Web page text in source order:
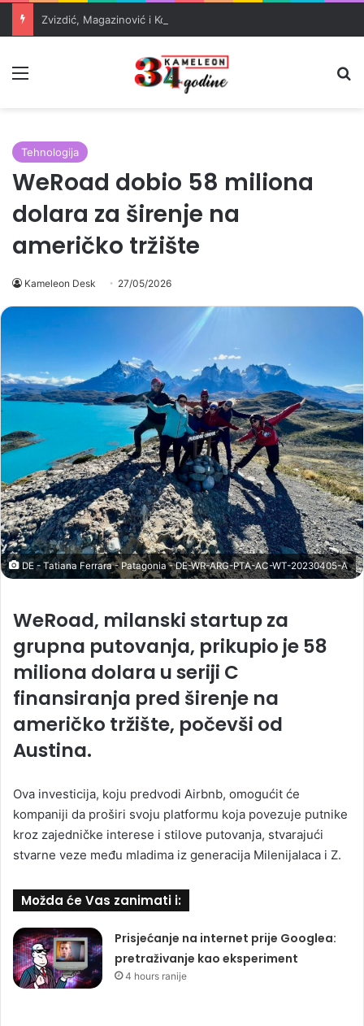
Tehnologija
WeRoad dobio 58 miliona
dolara za širenje na
američko tržište
Kameleon Desk 27/05/2026
DE - Tatiana Ferrara - Patagonia - DE-WR-ARG-PTA-AC-WT-20230405-A
WeRoad, milanski startup za
grupna putovanja, prikupio je 58
miliona dolara u seriji C
finansiranja pred širenje na
američko tržište, počevši od
Austina.
Ova investicija, koju predvodi Airbnb, omogućit će
kompaniji da proširi svoju platformu koja povezuje putnike
kroz zajedničke interese i stilove putovanja, stvarajući
stvarne veze među mladima iz generacija Milenijalaca i Z.
Možda će Vas zanimati i:
Prisjećanje na internet prije Googlea:
pretraživanje kao eksperiment
4 hours ranije